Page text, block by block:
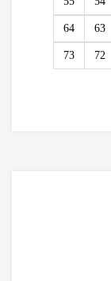
63
64
72
73